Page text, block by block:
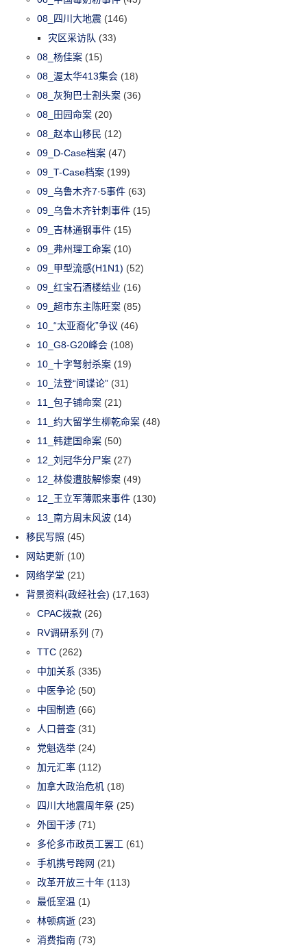
08_四川大地震 (146)
灾区采访队 (33)
08_杨佳案 (15)
08_渥太华413集会 (18)
08_灰狗巴士割头案 (36)
08_田园命案 (20)
08_赵本山移民 (12)
09_D-Case档案 (47)
09_T-Case档案 (199)
09_乌鲁木齐7·5事件 (63)
09_乌鲁木齐针刺事件 (15)
09_吉林通钢事件 (15)
09_弗州理工命案 (10)
09_甲型流感(H1N1) (52)
09_红宝石酒楼结业 (16)
09_超市东主陈旺案 (85)
10_“太亚裔化”争议 (46)
10_G8-G20峰会 (108)
10_十字弩射杀案 (19)
10_法登“间谍论” (31)
11_包子铺命案 (21)
11_约大留学生柳乾命案 (48)
11_韩建国命案 (50)
12_刘冠华分尸案 (27)
12_林俊遭肢解惨案 (49)
12_王立军薄熙来事件 (130)
13_南方周末风波 (14)
移民写照 (45)
网站更新 (10)
网络学堂 (21)
背景资料(政经社会) (17,163)
CPAC拨款 (26)
RV调研系列 (7)
TTC (262)
中加关系 (335)
中医争论 (50)
中国制造 (66)
人口普查 (31)
党魁选举 (24)
加元汇率 (112)
加拿大政治危机 (18)
四川大地震周年祭 (25)
外国干涉 (71)
多伦多市政员工罢工 (61)
手机携号跨网 (21)
改革开放三十年 (113)
最低室温 (1)
林顿病逝 (23)
消费指南 (73)